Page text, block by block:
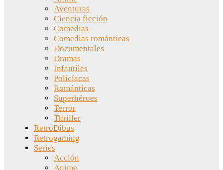
Aventuras
Ciencia ficción
Comedias
Comedias románticas
Documentales
Dramas
Infantiles
Policíacas
Románticas
Superhéroes
Terror
Thriller
RetroDibus
Retrogaming
Series
Acción
Anime